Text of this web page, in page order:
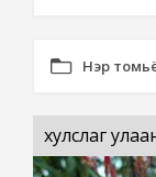
Нэр
хулслаг